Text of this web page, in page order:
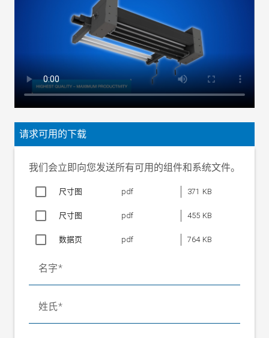
最大 ±300 mm
最高 220 m/min
最大 1000 N
工作宽度 AB
1600 至 3600 mm
环境温度
+0 °C 至 +60 °C
工作电压额定值
24 V DC
工作电压额定范围
20-30 V DC
防护等级
IP 54
请求可用的下载
我们会立即向您发送所有可用的组件和系统文件。
尺寸图 pdf 371 KB
尺寸图 pdf 455 KB
数据页 pdf 764 KB
名字
姓氏